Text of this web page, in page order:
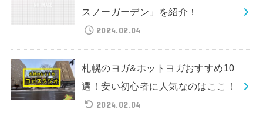
スノーガーデン」を紹介！
2024.02.04
札幌のヨガ&ホットヨガおすすめ10
選！安い初心者に人気なのはここ！
2024.02.04